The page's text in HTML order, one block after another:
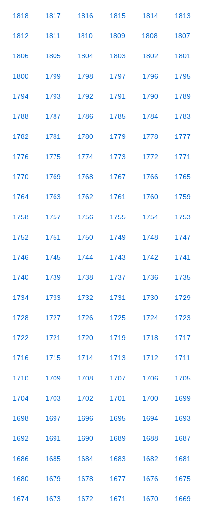
1818 1817 1816 1815 1814 1813
1812 1811 1810 1809 1808 1807
1806 1805 1804 1803 1802 1801
1800 1799 1798 1797 1796 1795
1794 1793 1792 1791 1790 1789
1788 1787 1786 1785 1784 1783
1782 1781 1780 1779 1778 1777
1776 1775 1774 1773 1772 1771
1770 1769 1768 1767 1766 1765
1764 1763 1762 1761 1760 1759
1758 1757 1756 1755 1754 1753
1752 1751 1750 1749 1748 1747
1746 1745 1744 1743 1742 1741
1740 1739 1738 1737 1736 1735
1734 1733 1732 1731 1730 1729
1728 1727 1726 1725 1724 1723
1722 1721 1720 1719 1718 1717
1716 1715 1714 1713 1712 1711
1710 1709 1708 1707 1706 1705
1704 1703 1702 1701 1700 1699
1698 1697 1696 1695 1694 1693
1692 1691 1690 1689 1688 1687
1686 1685 1684 1683 1682 1681
1680 1679 1678 1677 1676 1675
1674 1673 1672 1671 1670 1669